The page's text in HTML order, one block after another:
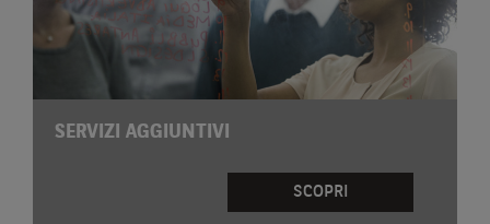
SERVIZI AGGIUNTIVI
SCOPRI